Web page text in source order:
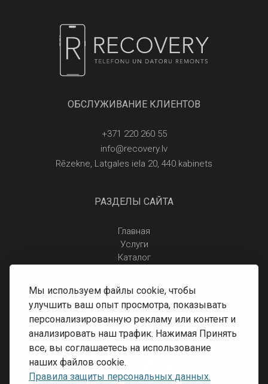
Мы используем файлы cookie, чтобы
улучшить ваш опыт просмотра, показывать
персонализированную рекламу или контент и
анализировать наш трафик. Нажимая Принять
все, вы соглашаетесь на использование
наших файлов cookie.
Правила защиты персональных данных.
ОБСЛУЖИВАНИЕ КЛИЕНТОВ
+371 220 260 55
info@recovery.lv
Rēzekne, Latgales iela 20, 440 kabinets
РАЗДЕЛЫ САЙТА
Главная
Услуги
Каталог
Правила защиты персональных данных
Доставка и оплата
Условия возврата